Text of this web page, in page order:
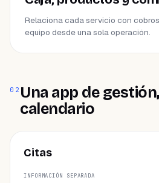
Relaciona cada servicio con
equipo desde una sola operación.
02 Una app de
calendario
ÁREA
Citas